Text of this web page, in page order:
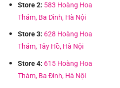
Store 2: 583 Hoàng Hoa
Thám, Ba Đình, Hà Nội
Store 3: 628 Hoàng Hoa
Thám, Tây Hồ, Hà Nội
Store 4: 615 Hoàng Hoa
Thám, Ba Đình, Hà Nội